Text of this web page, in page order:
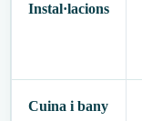
Instal·lacions
Cuina i bany